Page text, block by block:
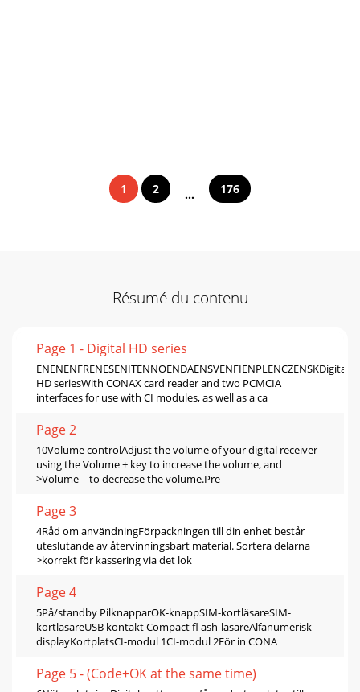
1 2 ... 176
Résumé du contenu
Page 1 - Digital HD series
ENENENFRENESENITENNOENDAENSVENFIENPLENCZENSKDigital
HD seriesWith CONAX card reader and two PCMCIA
interfaces for use with CI modules, as well as a ca
Page 2
10Volume controlAdjust the volume of your digital receiver
using the Volume + key to increase the volume, and
>Volume – to decrease the volume.Pre
Page 3
4Råd om användningFörpackningen till din enhet består
uteslutande av återvinningsbart material. Sortera delarna
>korrekt för kassering via det lok
Page 4
5På/standby PilknapparOK-knappSIM-kortläsareSIM-
kortläsareUSB kontakt Compact ﬂ ash-läsareAlfanumerisk
displayKortplatsCI-modul 1CI-modul 2För in CONA
Page 5 - (Code+OK at the same time)